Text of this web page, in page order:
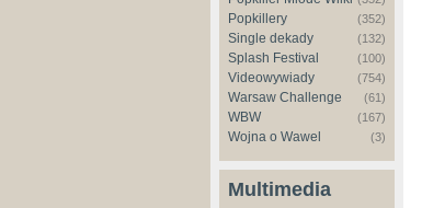
Popkillery (352)
Single dekady (132)
Splash Festival (100)
Videowywiady (754)
Warsaw Challenge (61)
WBW (167)
Wojna o Wawel (3)
Multimedia